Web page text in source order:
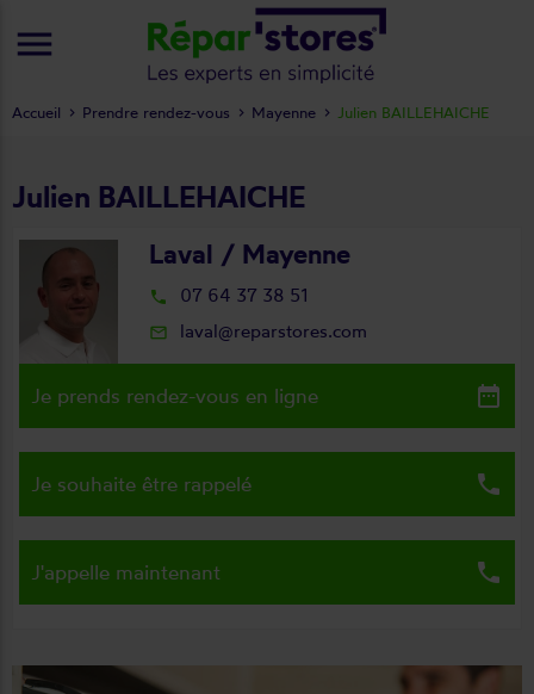
Accueil Prendre rendez-vous Mayenne Julien BAILLEHAICHE
Julien BAILLEHAICHE
Laval / Mayenne
local_phone 07 64 37 38 51
mail_outline laval@reparstores.com
Je prends rendez-vous en ligne date_range
Je souhaite être rappelé local_phone
J'appelle maintenant local_phone
menu